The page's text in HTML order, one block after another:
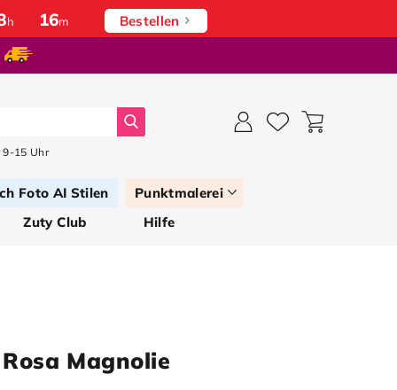
h 16m Bestellen
Suche
9-15 Uhr
Foto AI Stilen
Punktmalerei
Zuty Club
Hilfe
Magnolie